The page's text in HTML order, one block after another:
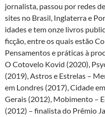
jornalista, passou por redes
sites no Brasil, Inglaterra e
idades e tem onze livros
ficção, entre os quais estão
Pensamentos e práticas à
O Cotovelo Kovid (2020),
(2019), Astros e Estrelas –
em Londres (2017), Cidade
Gerais (2012), Mobimento –
(2012) – finalista do Prêmio